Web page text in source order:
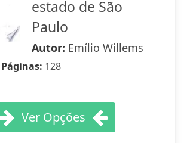
estado de São
Paulo
Autor: Emílio Willems
128
Ver Opções